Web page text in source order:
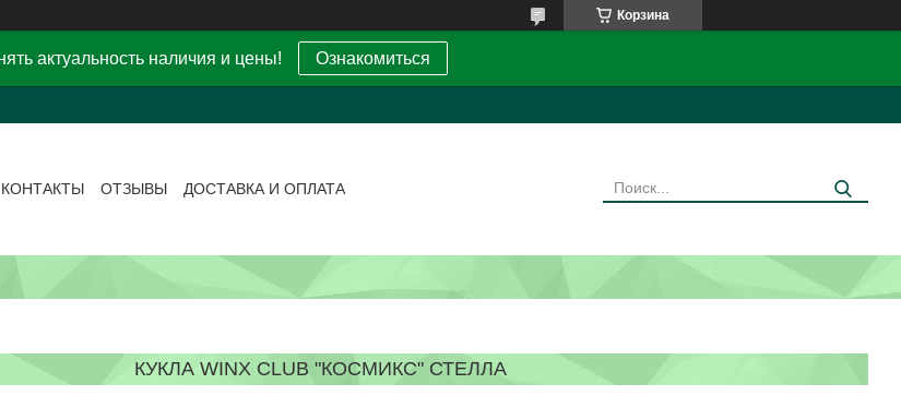
Корзина
актуальность наличия и цены! Ознакомиться
КОНТАКТЫ ОТЗЫВЫ ДОСТАВКА И ОПЛАТА
КУКЛА WINX CLUB "КОСМИКС" СТЕЛЛА